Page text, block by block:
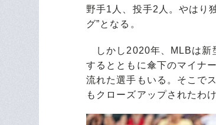
野手1人、投手2人。やはり
グ”となる。
しかし2020年、MLBは新
するとともに傘下のマイナ
流れた選手もいる。そこで
もクローズアップされたわけ